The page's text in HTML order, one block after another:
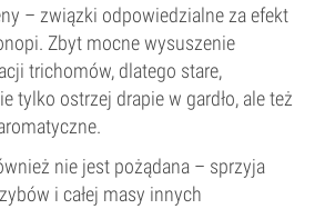
– związki odpowiedzialne za efekt
Zbyt mocne wysuszenie
trichomów, dlatego stare,
tylko ostrzej drapie w gardło, ale też
nie jest pożądana – sprzyja
i całej masy innych